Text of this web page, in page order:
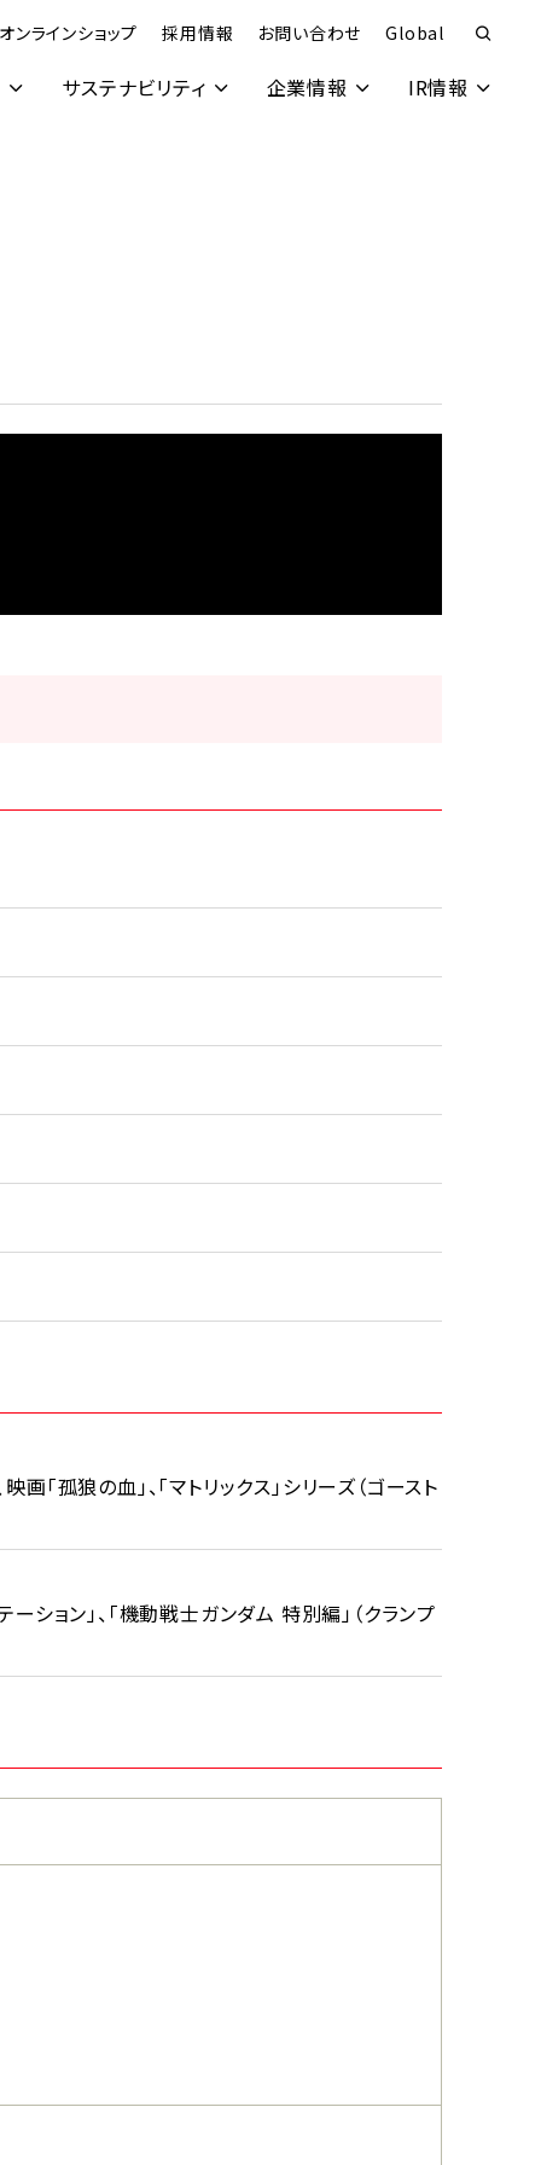
ンラインショップ 採用情報 お問い合わせ Global
サステナビリティ 企業情報 IR情報
「孤狼の血」、「マトリックス」シリーズ（ゴースト
ション」、「機動戦士ガンダム 特別編」（クランプ